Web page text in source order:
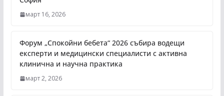
март 16, 2026
Форум „Спокойни бебета“ 2026 събира водещи
експерти и медицински специалисти с активна
клинична и научна практика
март 2, 2026